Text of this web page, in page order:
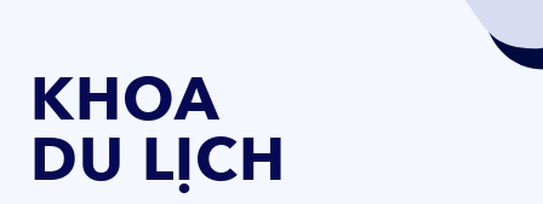
KHOA
DU LỊCH